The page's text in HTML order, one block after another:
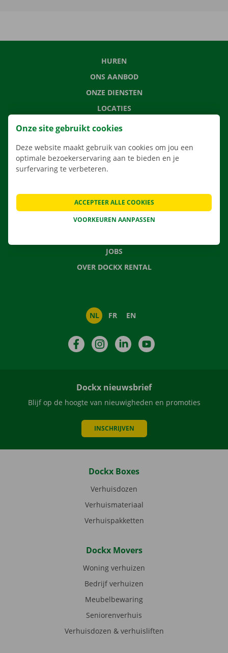
HUREN
ONS AANBOD
ONZE DIENSTEN
LOCATIES
APP
VEELGESTELDE VRAGEN
NIEUWS
JOBS
OVER DOCKX RENTAL
NL FR EN
FacebookInstagramLinkedIn
Dockx nieuwsbrief
Blijf op de hoogte van nieuwigheden en promoties
INSCHRIJVEN
Dockx Boxes
Verhuisdozen
Verhuismateriaal
Verhuispakketten
Dockx Movers
Woning verhuizen
Bedrijf verhuizen
Meubelbewaring
Seniorenverhuis
Verhuisdozen & verhuisliften
Onze site gebruikt cookies
Deze website maakt gebruik van cookies om jou een
optimale bezoekerservaring aan te bieden en je
surfervaring te verbeteren.
VOORKEUREN AANPASSEN
ACCEPTEER ALLE COOKIES